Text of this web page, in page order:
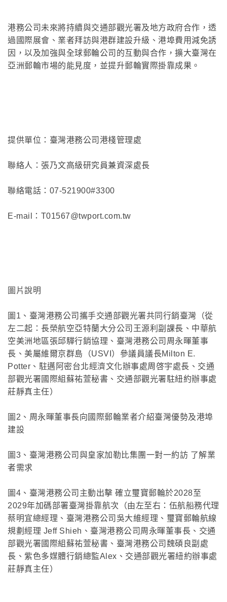
港務公司未來將持續與交通部觀光署及地方政府合作，透
過國際展會、業者拜訪與港群建設升級、港埠費用減免誘
因，以及加強與全球郵輪公司的互動與合作，擴大臺灣在
亞洲郵輪市場的能見度，並提升郵輪實際掛靠成果。
提供單位：臺灣港務公司港棧管理處
聯絡人：張乃文高級研究員兼資深處長
聯絡電話：07-521900#3300
E-mail：T01567@twport.com.tw
圖片說明
圖1、臺灣港務公司攜手交通部觀光署共同行銷臺灣（從
左二起：長榮航空亞特蘭大分公司王源利副課長、中華航
空美洲地區張邱驊行銷協理、臺灣港務公司周永暉董事
長、美屬維爾京群島（USVI）參議員議長Milton E.
Potter、駐邁阿密台北經濟文化辦事處周啓宇處長、交通
部觀光署國際組蘇祐萱秘書、交通部觀光署駐紐約辦事處
莊靜真主任）
圖2、周永暉董事長向國際郵輪業者介紹臺灣優勢及港埠
建設
圖3、臺灣港務公司與皇家加勒比集團一對一約訪 了解業
者需求
圖4、臺灣港務公司主動出擊 確立璽寶郵輪於2028至
2029年加碼部署臺灣掛靠航次（由左至右：伍航船務代理
蔡明宜總經理、臺灣港務公司吳大維經理、璽寶郵輪航線
規劃經理 Jeff Shieh、臺灣港務公司周永暉董事長、交通
部觀光署國際組蘇祐萱秘書、臺灣港務公司魏碩良副處
長、紫色多媒體行銷總監Alex、交通部觀光署紐約辦事處
莊靜真主任）